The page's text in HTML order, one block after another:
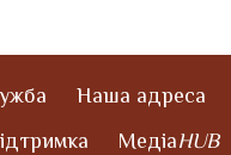
Наша адреса
МедіаHUB